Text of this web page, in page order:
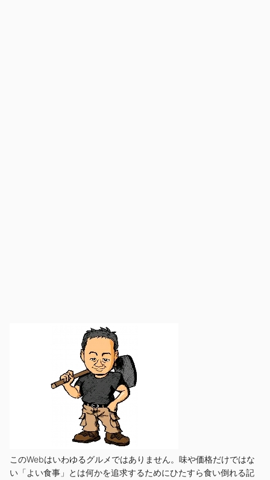
このWebはいわゆるグルメではありません。味や価格だけではな
い「よい食事」とは何かを追求するためにひたすら食い倒れる記